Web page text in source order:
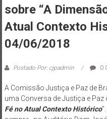
sobre “A
Atual Contexto
04/06/2018
Postado Por: cjpadmin 0
A Comissão Justiça e Paz de
uma Conversa de Justiça e Paz
Fé no Atual Contexto Histórico